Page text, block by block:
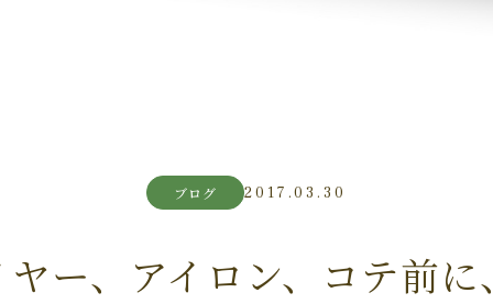
ブログ 2017.03.30
ー、アイロン、コテ前